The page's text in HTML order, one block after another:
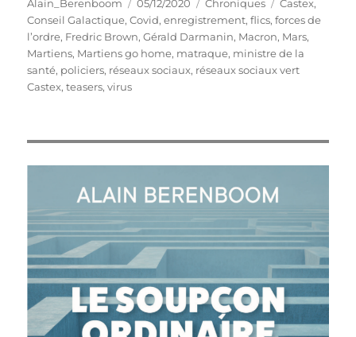
Alain_Berenboom
le
05/12/2020 Chroniques Castex,
Conseil Galactique,Covid,enregistrement,flics,forces de
l’ordre, Fredric Brown,Gérald Darmanin, Macron, Mars,
Martiens, Martiens go home, matraque, ministre de la
santé, policiers, réseaux sociaux, réseaux sociaux vert
Castex,teasers,virus